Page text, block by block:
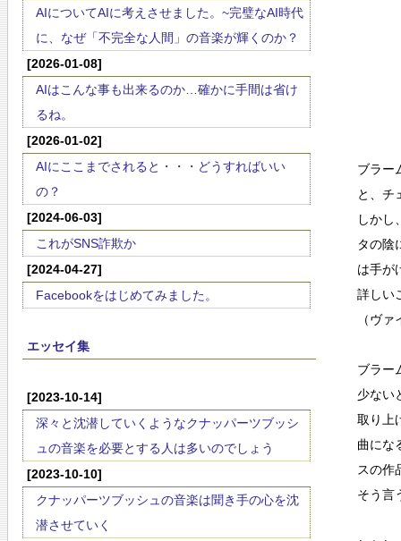
AIについてAIに考えさせました。~完璧なAI時代
に、なぜ「不完全な人間」の音楽が輝くのか？
[2026-01-08]
AIはこんな事も出来るのか…確かに手間は省け
るね。
[2026-01-02]
AIにここまでされると・・・どうすればいい
の？
[2024-06-03]
これがSNS詐欺か
[2024-04-27]
Facebookをはじめてみました。
エッセイ集
[2023-10-14]
深々と沈潜していくようなクナッパーツブッシ
ュの音楽を必要とする人は多いのでしょう
[2023-10-10]
クナッパーツブッシュの音楽は聞き手の心を沈
潜させていく
ブラー
と、チ
しかし
タの陰
は手が
詳しい
（ヴ
ブラー
少ない
取り上
曲にな
スの作
そう言